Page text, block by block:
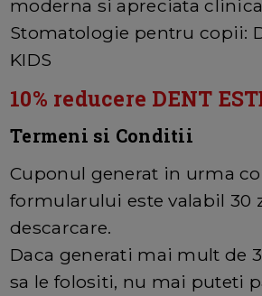
moderna si apreciata
Stomatologie pentru copii:
KIDS
10% reducere DENT
Termeni si Conditii
Cuponul generat in urma
formularului este valabil 30
descarcare.
Daca generati mai mult de
sa le folositi, nu mai puteti